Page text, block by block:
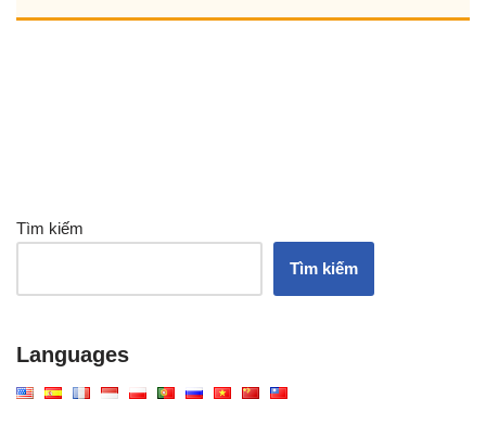
Tìm kiếm
Tìm kiếm
Languages